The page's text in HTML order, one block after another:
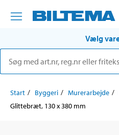
Vælg
Start Byggeri Murerarbejde
Glittebræt, 130 x 380 mm